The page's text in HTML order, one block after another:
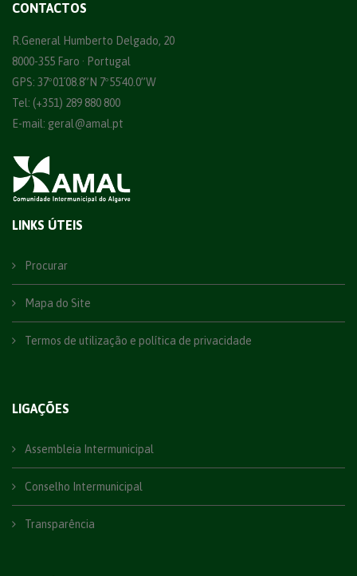
CONTACTOS
R.General Humberto Delgado, 20
8000-355 Faro · Portugal
GPS: 37º01´08.8”N 7º55´40.0”W
Tel: (+351) 289 880 800
E-mail: geral@amal.pt
LINKS ÚTEIS
Procurar
Mapa do Site
Termos de utilização e política de privacidade
LIGAÇÕES
Assembleia Intermunicipal
Conselho Intermunicipal
Transparência